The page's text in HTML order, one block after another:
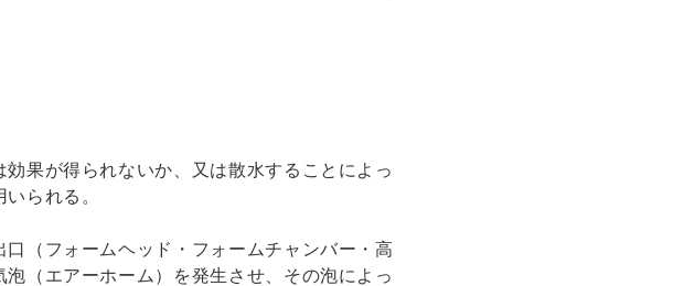
果が得られないか、又は散水することによっ
られる。
（フォームヘッド・フォームチャンバー・高
（エアーホーム）を発生させ、その泡によっ